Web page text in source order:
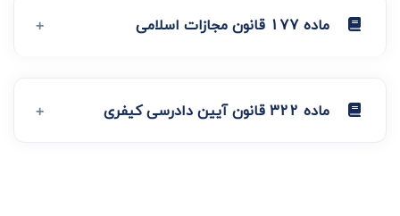
ماده 177 قانون مجازات اسلامی
ماده 322 قانون آیین دادرسی کیفری